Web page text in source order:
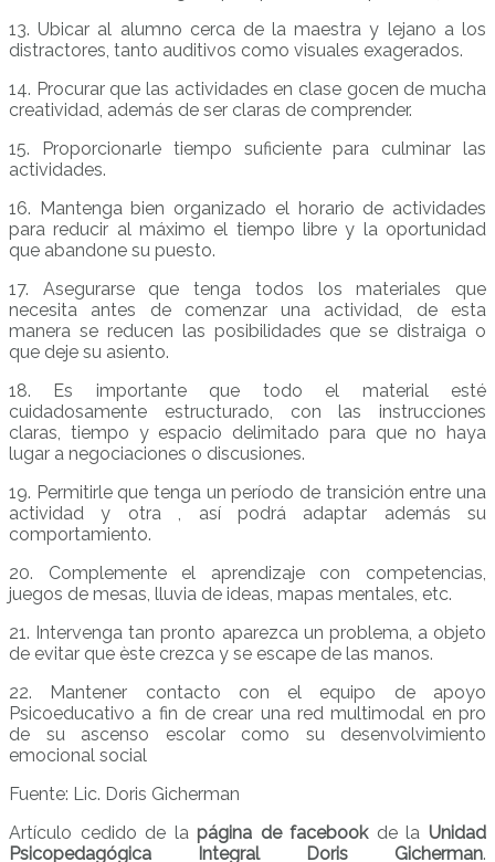
13. Ubicar al alumno cerca de la maestra y lejano a los
distractores, tanto auditivos como visuales exagerados.
14. Procurar que las actividades en clase gocen de mucha
creatividad, además de ser claras de comprender.
15. Proporcionarle tiempo suficiente para culminar las
actividades.
16. Mantenga bien organizado el horario de actividades
para reducir al máximo el tiempo libre y la oportunidad
que abandone su puesto.
17. Asegurarse que tenga todos los materiales que
necesita antes de comenzar una actividad, de esta
manera se reducen las posibilidades que se distraiga o
que deje su asiento.
18. Es importante que todo el material esté
cuidadosamente estructurado, con las instrucciones
claras, tiempo y espacio delimitado para que no haya
lugar a negociaciones o discusiones.
19. Permitirle que tenga un período de transición entre una
actividad y otra , así podrá adaptar además su
comportamiento.
20. Complemente el aprendizaje con competencias,
juegos de mesas, lluvia de ideas, mapas mentales, etc.
21. Intervenga tan pronto aparezca un problema, a objeto
de evitar que èste crezca y se escape de las manos.
22. Mantener contacto con el equipo de apoyo
Psicoeducativo a fin de crear una red multimodal en pro
de su ascenso escolar como su desenvolvimiento
emocional social
Fuente: Lic. Doris Gicherman
Artículo cedido de lapágina de facebookde laUnidad
Psicopedagógica Integral Doris Gicherman.